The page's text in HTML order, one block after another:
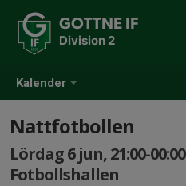
Kalender
GOTTNE IF
Division 2
Nattfotbollen
Lördag 6 jun, 21:00-00:00
Fotbollshallen